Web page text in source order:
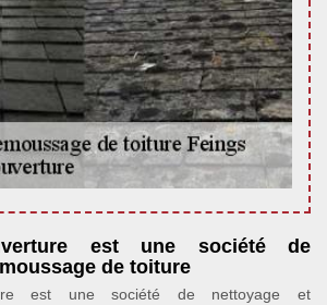
est une société de
de toiture
est une société de nettoyage et